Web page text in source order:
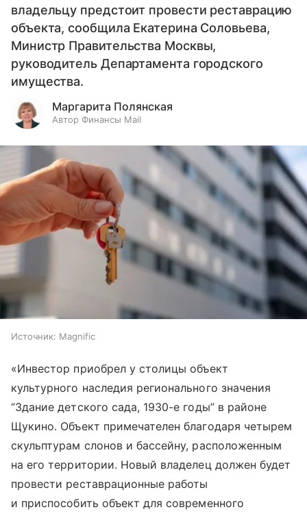
владельцу предстоит провести реставрацию
объекта, сообщила Екатерина Соловьева,
Министр Правительства Москвы,
руководитель Департамента городского
имущества.
Маргарита Полянская
Автор Финансы Mail
Источник: Magnific
«Инвестор приобрел у столицы объект
культурного наследия регионального значения
“Здание детского сада, 1930-е годы” в районе
Щукино. Объект примечателен благодаря четырем
скульптурам слонов и бассейну, расположенным
на его территории. Новый владелец должен будет
провести реставрационные работы
и приспособить объект для современного